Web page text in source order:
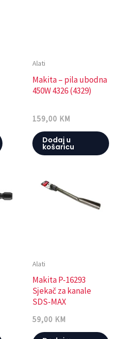
Alati
Makita – pila ubodna
450W 4326 (4329)
159,00 KM
Dodaj u
košaricu
Alati
Makita P-16293
Sjekač za kanale
SDS-MAX
59,00 KM